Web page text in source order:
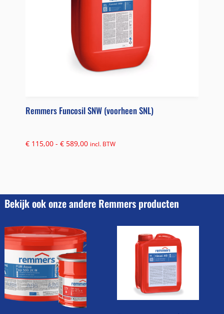
Remmers Funcosil SNW (voorheen SNL)
€ 115,00 - € 589,00 incl. BTW
Bekijk ook onze andere Remmers producten